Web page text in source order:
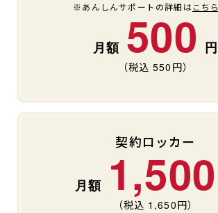
※あんしんサポートの詳細はこちら
500
（税込 550 円）
契約ロッカー
1,500
（税込 1,650円）